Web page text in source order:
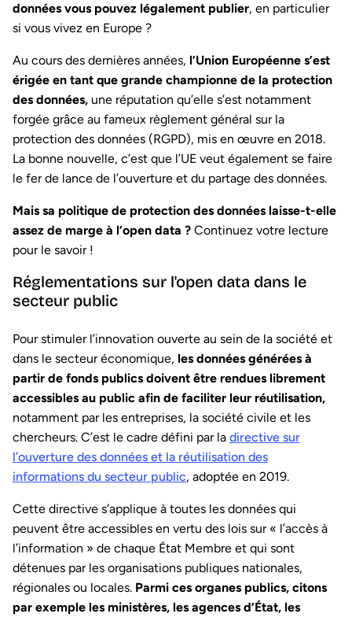
données vous pouvez légalement publier, en particulier
si vous vivez en Europe ?
Au cours des dernières années, l’Union Européenne s’est
érigée en tant que grande championne de la protection
des données, une réputation qu’elle s’est notamment
forgée grâce au fameux règlement général sur la
protection des données (RGPD), mis en œuvre en 2018.
La bonne nouvelle, c’est que l’UE veut également se faire
le fer de lance de l’ouverture et du partage des données.
Mais sa politique de protection des données laisse-t-elle
assez de marge à l’open data ? Continuez votre lecture
pour le savoir !
Réglementations sur l'open data dans le
secteur public
Pour stimuler l’innovation ouverte au sein de la société et
dans le secteur économique, les données générées à
partir de fonds publics doivent être rendues librement
accessibles au public afin de faciliter leur réutilisation,
notamment par les entreprises, la société civile et les
chercheurs. C’est le cadre défini par la directive sur
l’ouverture des données et la réutilisation des
informations du secteur public, adoptée en 2019.
Cette directive s’applique à toutes les données qui
peuvent être accessibles en vertu des lois sur « l’accès à
l’information » de chaque État Membre et qui sont
détenues par les organisations publiques nationales,
régionales ou locales. Parmi ces organes publics, citons
par exemple les ministères, les agences d’État, les